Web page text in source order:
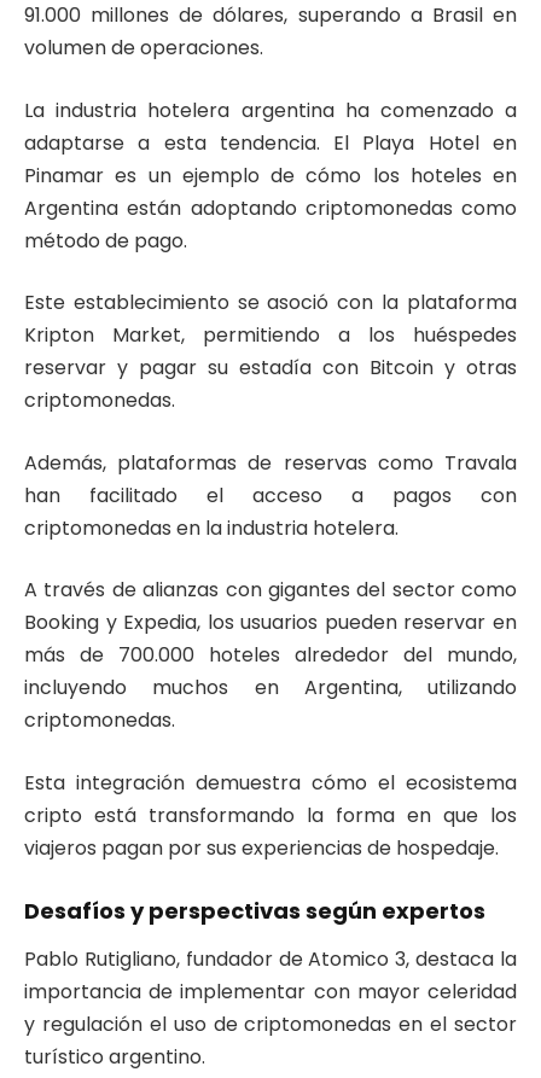
91.000 millones de dólares, superando a Brasil en
volumen de operaciones.
La industria hotelera argentina ha comenzado a
adaptarse a esta tendencia. El Playa Hotel en
Pinamar es un ejemplo de cómo los hoteles en
Argentina están adoptando criptomonedas como
método de pago.
Este establecimiento se asoció con la plataforma
Kripton Market, permitiendo a los huéspedes
reservar y pagar su estadía con Bitcoin y otras
criptomonedas.
Además, plataformas de reservas como Travala
han facilitado el acceso a pagos con
criptomonedas en la industria hotelera.
A través de alianzas con gigantes del sector como
Booking y Expedia, los usuarios pueden reservar en
más de 700.000 hoteles alrededor del mundo,
incluyendo muchos en Argentina, utilizando
criptomonedas.
Esta integración demuestra cómo el ecosistema
cripto está transformando la forma en que los
viajeros pagan por sus experiencias de hospedaje.
Desafíos y perspectivas según expertos
Pablo Rutigliano, fundador de Atomico 3, destaca la
importancia de implementar con mayor celeridad
y regulación el uso de criptomonedas en el sector
turístico argentino.